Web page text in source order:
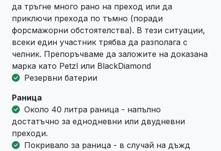
да тръгне много рано на преход или да
приключи прехода по тъмно (поради
форсмажорни обстоятелства). В тези ситуации,
всеки един участник трябва да разполага с
челник. Препоръчваме да заложите на доказана
марка като Petzl или BlackDiamond
Резервни батерии
Раница
Около 40 литра раница - напълно
достатъчно за еднодневни или двудневни
преходи.
Покривало за раница - в случай на дъжд